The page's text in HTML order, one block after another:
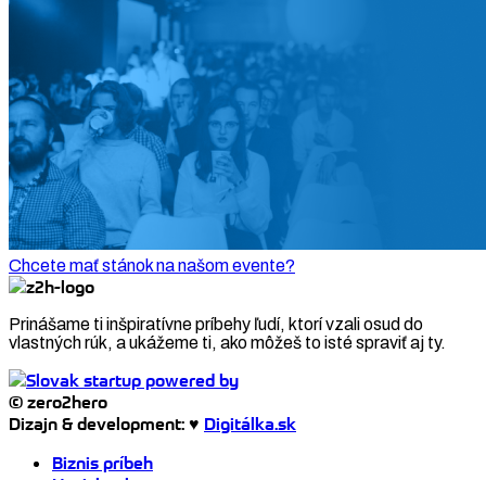
Chcete mať stánok na našom evente?
Prinášame ti inšpiratívne príbehy ľudí, ktorí vzali osud do
vlastných rúk, a ukážeme ti, ako môžeš to isté spraviť aj ty.
© zero2hero
Dizajn & development: ♥ Digitálka.sk
Biznis príbeh